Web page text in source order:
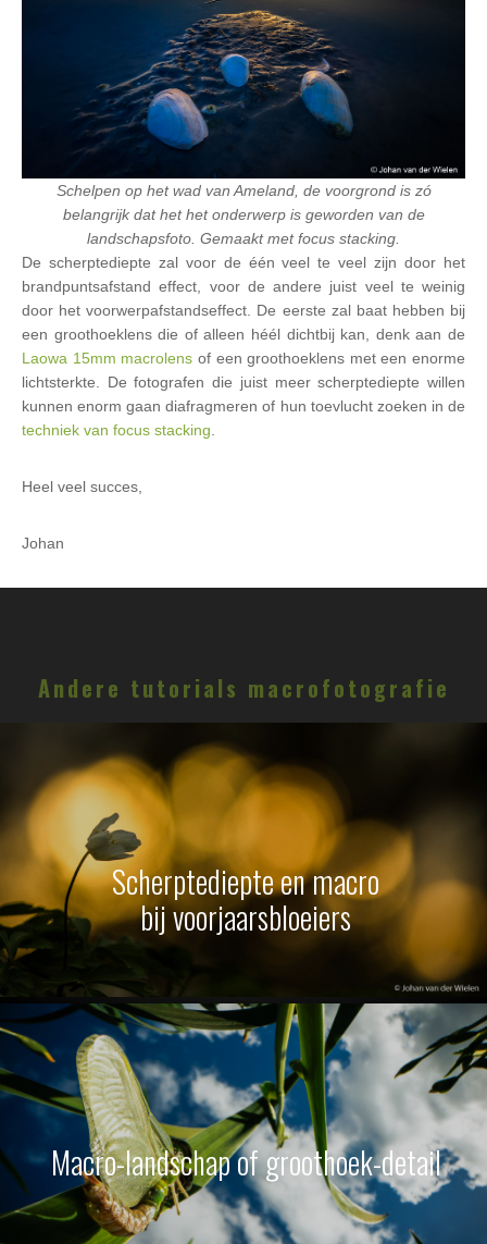
Schelpen op het wad van Ameland, de voorgrond is zó
belangrijk dat het het onderwerp is geworden van de
landschapsfoto. Gemaakt met focus stacking.
De scherptediepte zal voor de één veel te veel zijn door het
brandpuntsafstand effect, voor de andere juist veel te weinig
door het voorwerpafstandseffect. De eerste zal baat hebben bij
een groothoeklens die of alleen héél dichtbij kan, denk aan de
Laowa 15mm macrolens of een groothoeklens met een enorme
lichtsterkte. De fotografen die juist meer scherptediepte willen
kunnen enorm gaan diafragmeren of hun toevlucht zoeken in de
techniek van focus stacking
Heel veel succes,
Johan
Andere tutorials macrofotografie
Scherptediepte en macro
bij voorjaarsbloeiers
Macro-landschap of groothoek-detail